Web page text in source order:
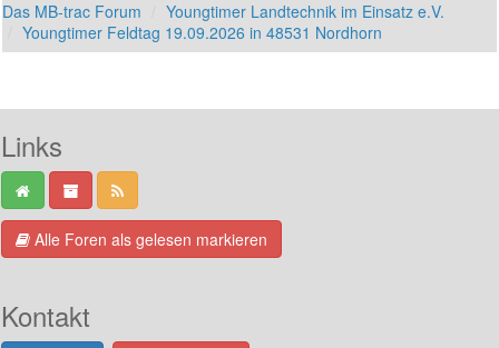
Das MB-trac Forum
Youngtimer Landtechnik im Einsatz e.V.
Youngtimer Feldtag 19.09.2026 in 48531 Nordhorn
Links
Alle Foren als gelesen markieren
Kontakt